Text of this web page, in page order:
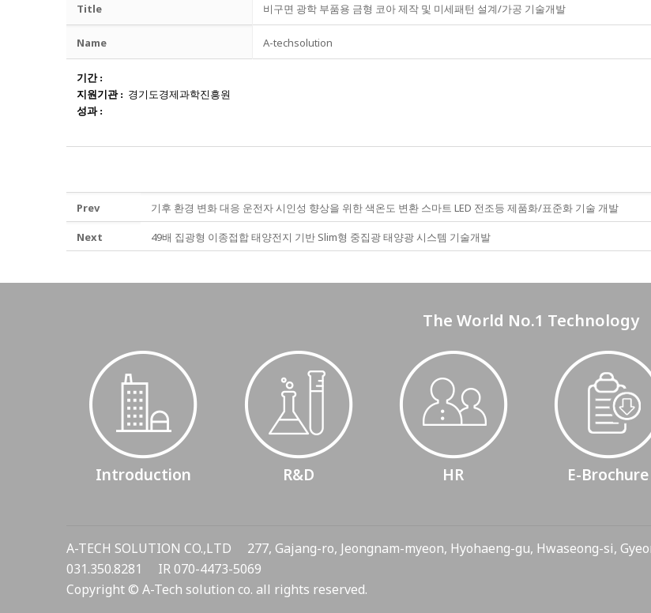
Title 비구면 광학 부품용 금형 코아 제작 및 미세패턴 설계/가공 기술개발
Name A-techsolution
기간 :
지원기관 : 경기도경제과학진흥원
성과 :
Prev 기후 환경 변화 대응 운전자 시인성 향상을 위한 색온도 변환 스마트 LED 전조등 제품화/표준화 기술 개발
Next 49배 집광형 이종접합 태양전지 기반 Slim형 중집광 태양광 시스템 기술개발
The World No.1 Technology
Introduction R&D HR E-Brochure
A-TECH SOLUTION CO.,LTD 277, Gajang-ro, Jeongnam-myeon, Hyohaeng-gu, Hwaseong-si,
031.350.8281 IR 070-4473-5069
Copyright © A-Tech solution co. all rights reserved.